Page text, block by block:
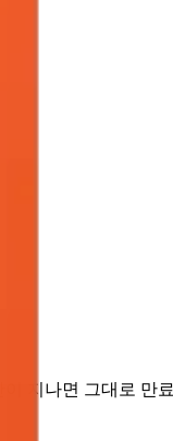
지나면 그대로 만